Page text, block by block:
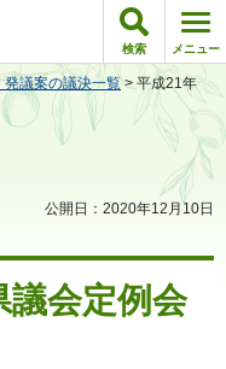
検索 メニュー
発議案の議決一覧 > 平成21年
公開日：2020年12月10日
議会定例会